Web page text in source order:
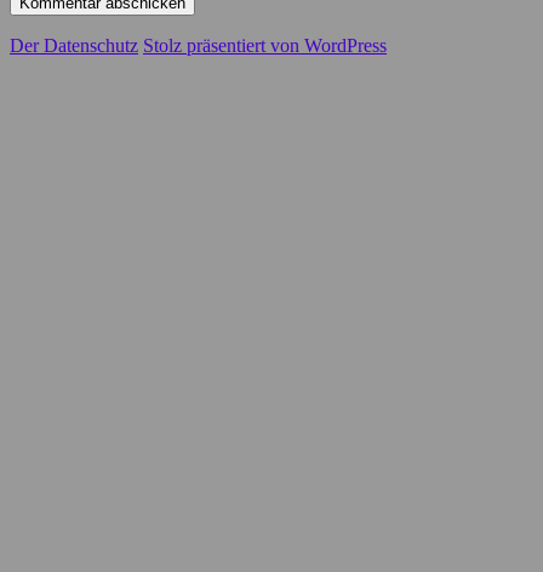
Der Datenschutz Stolz präsentiert von WordPress